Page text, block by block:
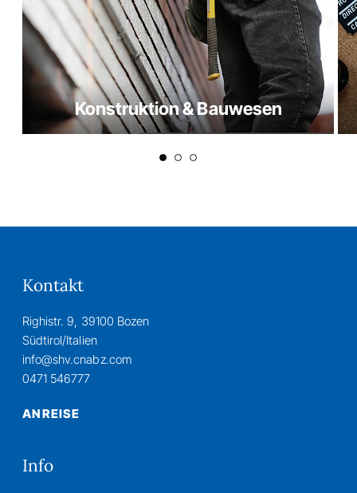
Konstruktion & Bauwesen
Kontakt
Righistr. 9, 39100 Bozen
Südtirol/Italien
info@shv.cnabz.com
0471 546777
ANREISE
Info